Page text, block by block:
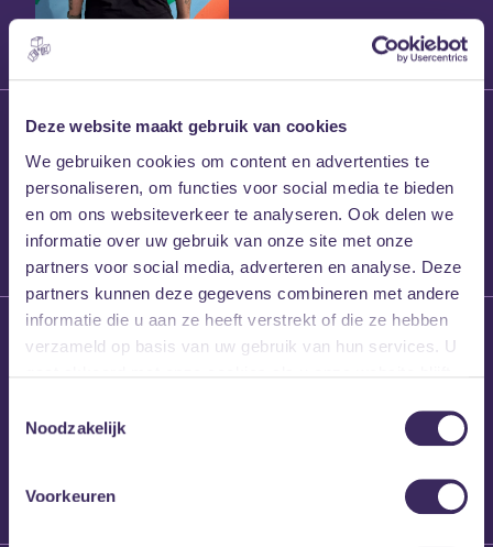
Deze website maakt gebruik van cookies
We gebruiken cookies om content en advertenties te
personaliseren, om functies voor social media te bieden
en om ons websiteverkeer te analyseren. Ook delen we
informatie over uw gebruik van onze site met onze
partners voor social media, adverteren en analyse. Deze
partners kunnen deze gegevens combineren met andere
informatie die u aan ze heeft verstrekt of die ze hebben
verzameld op basis van uw gebruik van hun services. U
Noodzakelijk
Voorkeuren
27 maart 2026
Willem’s Blog:
Frans Kalf
26 maart 2026
Willem’s Blog: High